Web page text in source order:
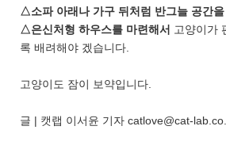
△소파 아래나 가구 뒤처럼 반그늘 공간
△은신처형 하우스를 마련해서 고양이가
록 배려해야 겠습니다.
고양이도 잠이 보약입니다.
글 | 캣랩 이서윤 기자 catlove@cat-